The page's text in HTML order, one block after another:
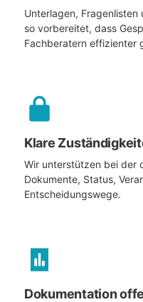
Unterlagen,
so vorbereitet, dass
Fachberatern effizienter
Klare
Wir unterstützen bei der
Dokumente, Status,
Entscheidungswege.
Dokumentation